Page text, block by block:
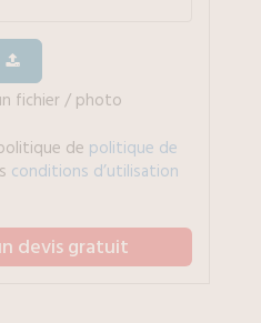
fichier / photo
de politique de
conditions d’utilisation
devis gratuit